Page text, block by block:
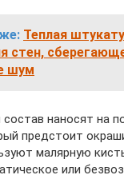
Теплая
стен,
шум
наносят на
предстоит
малярную
или